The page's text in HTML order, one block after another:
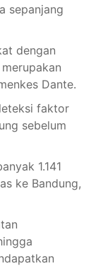
sepanjang
dengan
Dante.
faktor
sebelum
1.141
ke Bandung,